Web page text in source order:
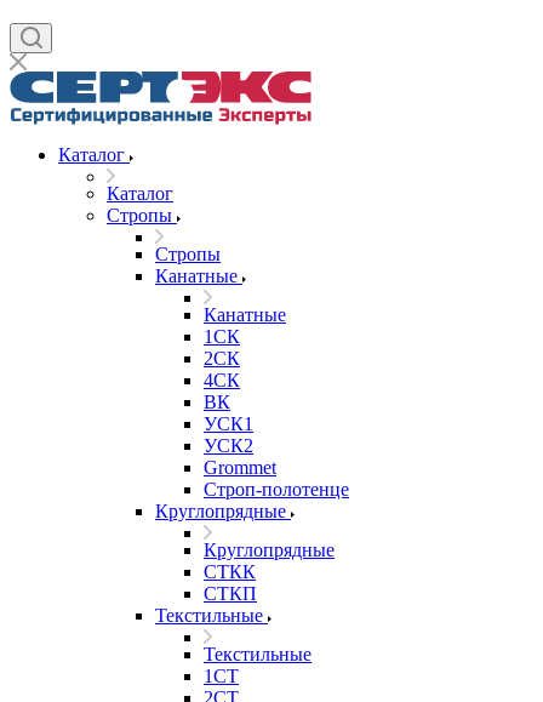
Каталог
Каталог
Стропы
Стропы
Канатные
Канатные
1СК
2СК
4СК
ВК
УСК1
УСК2
Grommet
Строп-полотенце
Круглопрядные
Круглопрядные
СТКК
СТКП
Текстильные
Текстильные
1СТ
2СТ